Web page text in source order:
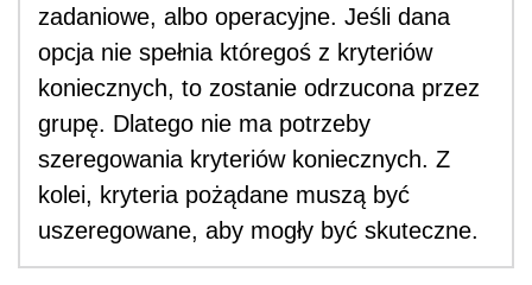
zadaniowe, albo operacyjne. Jeśli dana
opcja nie spełnia któregoś z kryteriów
koniecznych, to zostanie odrzucona przez
grupę. Dlatego nie ma potrzeby
szeregowania kryteriów koniecznych. Z
kolei, kryteria pożądane muszą być
uszeregowane, aby mogły być skuteczne.